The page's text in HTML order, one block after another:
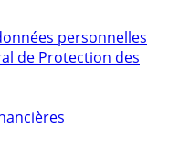
personnelles
de Protection des